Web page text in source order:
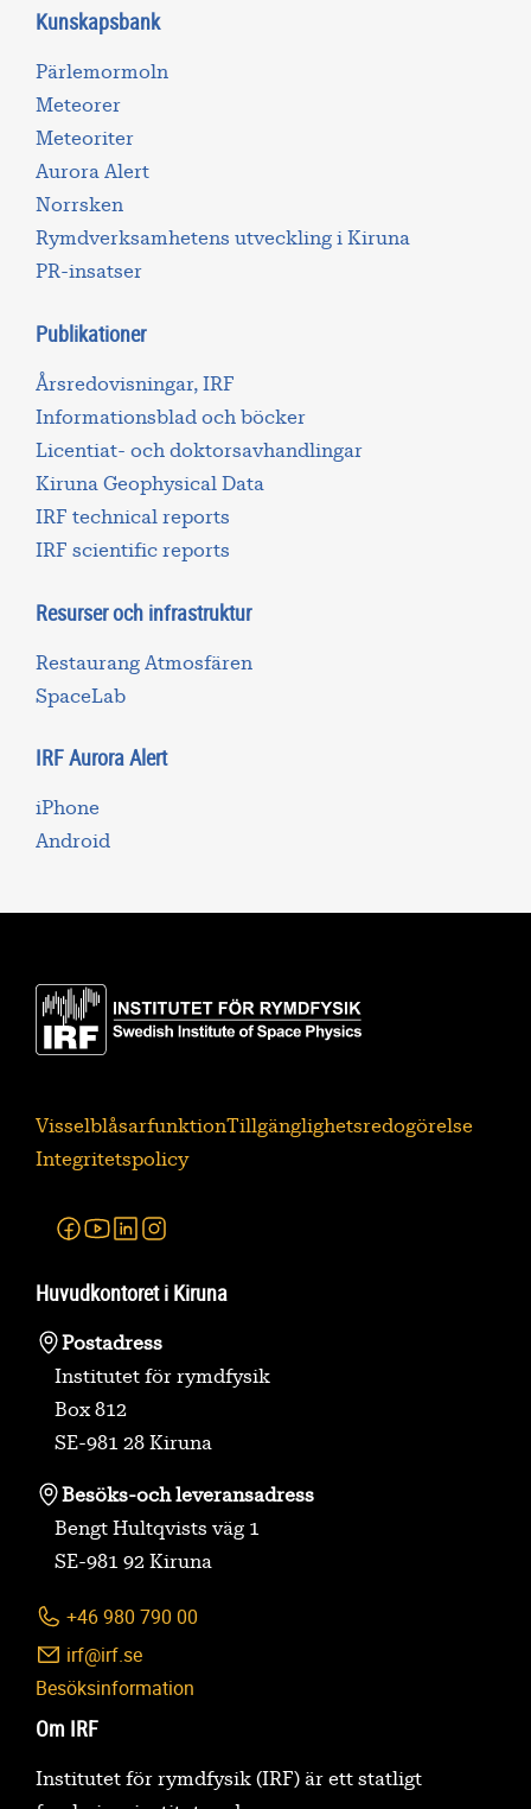
Kunskapsbank
Pärlemormoln
Meteorer
Meteoriter
Aurora Alert
Norrsken
Rymdverksamhetens utveckling i Kiruna
PR-insatser
Publikationer
Årsredovisningar, IRF
Informationsblad och böcker
Licentiat- och doktorsavhandlingar
Kiruna Geophysical Data
IRF technical reports
IRF scientific reports
Resurser och infrastruktur
Restaurang Atmosfären
SpaceLab
IRF Aurora Alert
iPhone
Android
VisselblåsarfunktionTillgänglighetsredogörelse
Integritetspolicy
Facebook
Youtube
Linkedin
Huvudkontoret i Kiruna
Postadress
Institutet för rymdfysik
Box 812
SE-981 28 Kiruna
Besöks-och leveransadress
Bengt Hultqvists väg 1
SE-981 92 Kiruna
+46 980 790 00
irf@irf.se
Besöksinformation
Om IRF
Institutet för rymdfysik (IRF) är ett statligt